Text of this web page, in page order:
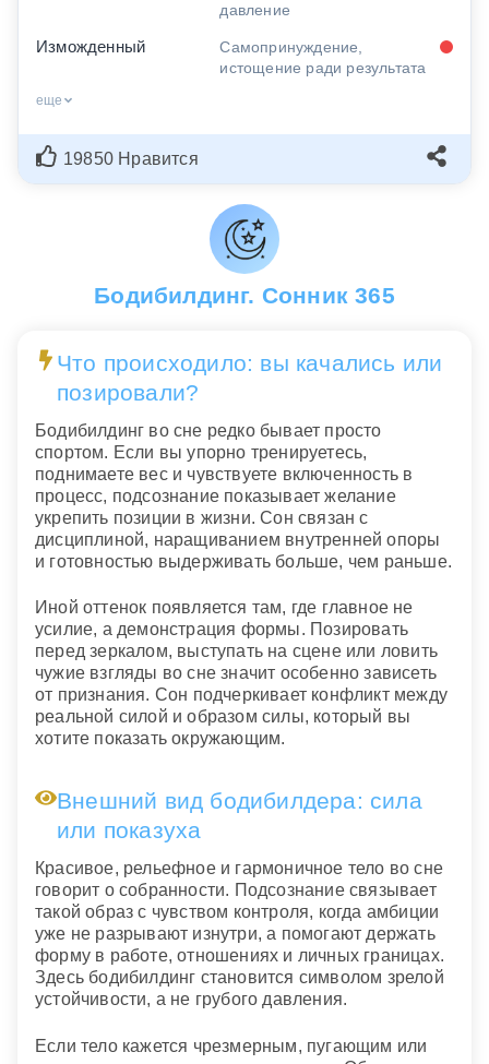
давление
Изможденный
Самопринуждение,
истощение ради результата
еще
19850 Нравится
Бодибилдинг. Сонник 365
Что происходило: вы качались или
позировали?
Бодибилдинг во сне редко бывает просто
спортом. Если вы упорно тренируетесь,
поднимаете вес и чувствуете включенность в
процесс, подсознание показывает желание
укрепить позиции в жизни. Сон связан с
дисциплиной, наращиванием внутренней опоры
и готовностью выдерживать больше, чем раньше.
Иной оттенок появляется там, где главное не
усилие, а демонстрация формы. Позировать
перед зеркалом, выступать на сцене или ловить
чужие взгляды во сне значит особенно зависеть
от признания. Сон подчеркивает конфликт между
реальной силой и образом силы, который вы
хотите показать окружающим.
Внешний вид бодибилдера: сила
или показуха
Красивое, рельефное и гармоничное тело во сне
говорит о собранности. Подсознание связывает
такой образ с чувством контроля, когда амбиции
уже не разрывают изнутри, а помогают держать
форму в работе, отношениях и личных границах.
Здесь бодибилдинг становится символом зрелой
устойчивости, а не грубого давления.
Если тело кажется чрезмерным, пугающим или